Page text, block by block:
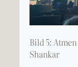
Bild 5:
Shankar